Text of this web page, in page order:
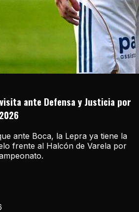
ante Defensa y Justicia por
ante Boca, la Lepra ya tiene la
frente al Halcón de Varela por